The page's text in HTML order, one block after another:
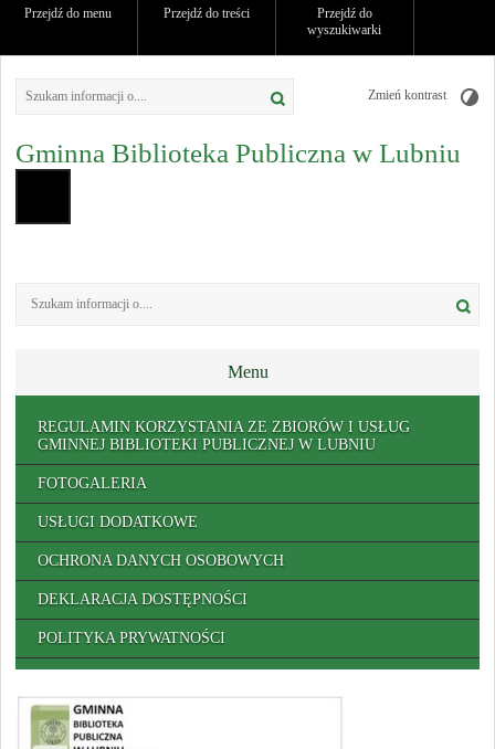
Przejdź do menu Przejdź do treści
Przejdź do
wyszukiwarki
Gminna Biblioteka Publiczna w Lubniu
Zmień kontrast
Menu
REGULAMIN KORZYSTANIA ZE ZBIORÓW I USŁUG
GMINNEJ BIBLIOTEKI PUBLICZNEJ W LUBNIU
FOTOGALERIA
USŁUGI DODATKOWE
OCHRONA DANYCH OSOBOWYCH
DEKLARACJA DOSTĘPNOŚCI
POLITYKA PRYWATNOŚCI